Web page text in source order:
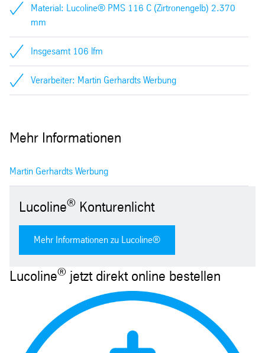
Material: Lucoline® PMS 116 C (Zirtronengelb) 2.370
mm
Insgesamt 106 lfm
Verarbeiter: Martin Gerhardts Werbung
Mehr Informationen
Martin Gerhardts Werbung
Lucoline® Konturenlicht
Mehr Informationen zu Lucoline®
Lucoline® jetzt direkt online bestellen